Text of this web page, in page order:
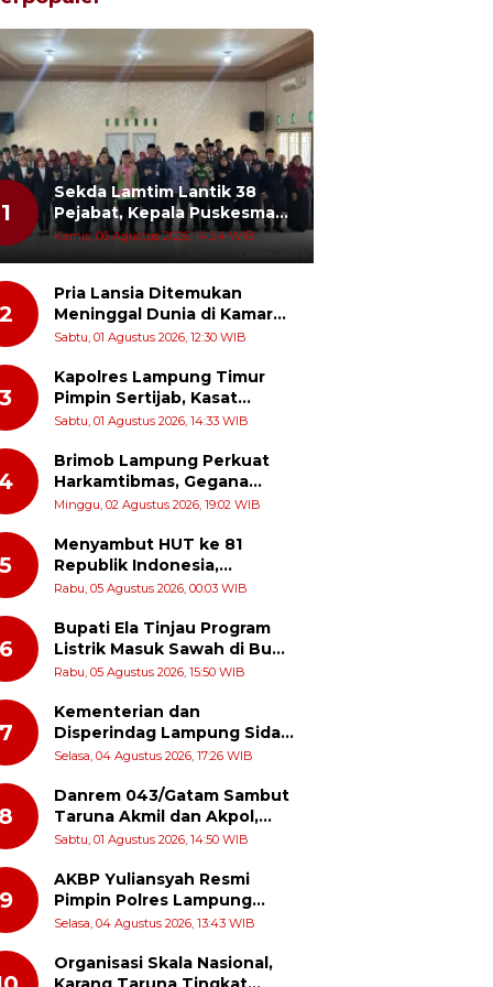
1
Sekda Lamtim Lantik 38
Pejabat, Kepala Puskesmas
Diminta Turun ke Lapangan
Kamis, 06 Agustus 2026, 14:24 WIB
2
Pria Lansia Ditemukan
Meninggal Dunia di Kamar
Penginapan Wisma Mataram
Sabtu, 01 Agustus 2026, 12:30 WIB
3
Kapolres Lampung Timur
Pimpin Sertijab, Kasat
Narkoba dan Kapolsek
Sabtu, 01 Agustus 2026, 14:33 WIB
Brimob Lampung Perkuat
Harkamtibmas, Gegana
Turun Langsung Patroli
Ibadah
Minggu, 02 Agustus 2026, 19:02 WIB
5
Menyambut HUT ke 81
Republik Indonesia,
Momentum Menghidupkan
Para Pahlawan
Rabu, 05 Agustus 2026, 00:03 WIB
6
Bupati Ela Tinjau Program
Listrik Masuk Sawah di Bumi
Harja, Petani Dapat Subsidi
Rabu, 05 Agustus 2026, 15:50 WIB
7
Kementerian dan
Disperindag Lampung Sidak
Pabrik Tapioka di Lampung
Langkah Pengawasan
Selasa, 04 Agustus 2026, 17:26 WIB
8
Danrem 043/Gatam Sambut
Taruna Akmil dan Akpol,
Perkuat Sinergi dan
Masyarakat
Sabtu, 01 Agustus 2026, 14:50 WIB
9
AKBP Yuliansyah Resmi
Pimpin Polres Lampung
Timur, Siap Lanjutkan
Patmawati
Selasa, 04 Agustus 2026, 13:43 WIB
Organisasi Skala Nasional,